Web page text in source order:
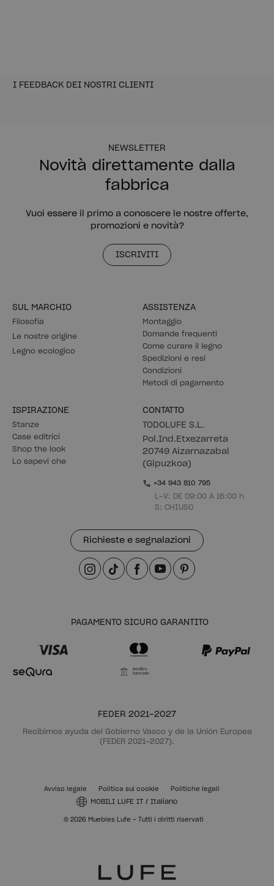
I FEEDBACK DEI NOSTRI CLIENTI
NEWSLETTER
Novità direttamente dalla
fabbrica
Vuoi essere il primo a conoscere le nostre offerte,
promozioni e novità?
ISCRIVITI
SUL MARCHIO
Filosofia
Le nostre origine
Legno ecologico
ASSISTENZA
Montaggio
Domande frequenti
Come curare il legno
Spedizioni e resi
Condizioni
Metodi di pagamento
ISPIRAZIONE
Stanze
Case editrici
Shop the look
Lo sapevi che
CONTATTO
TODOLUFE S.L.
Pol.Ind.Etxezarreta
20749 Aizarnazabal
(Gipuzkoa)
+34 943 810 795
L-V: DE 09:00 A 16:00 h
S: CHIUSO
Richieste e segnalazioni
PAGAMENTO SICURO GARANTITO
Bonifico
bancario
FEDER 2021-2027
Recibimos ayuda del Gobierno Vasco y de la Unión Europea
(FEDER 2021-2027).
© 2026 Muebles Lufe - Tutti i diritti riservati
Avviso legale Politica sui cookie Politiche legali
MOBILI LUFE IT / Italiano